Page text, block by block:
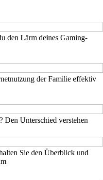
den Lärm deines Gaming-
der Familie effektiv
Den Unterschied verstehen
Sie den Überblick und